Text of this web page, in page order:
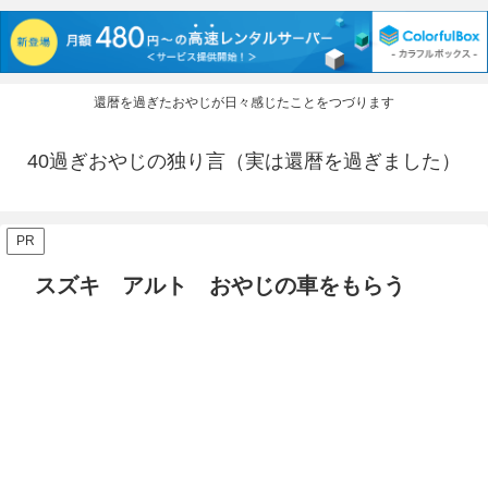
還暦を過ぎたおやじが日々感じたことをつづります
40過ぎおやじの独り言（実は還暦を過ぎました）
PR
スズキ アルト おやじの車をもらう